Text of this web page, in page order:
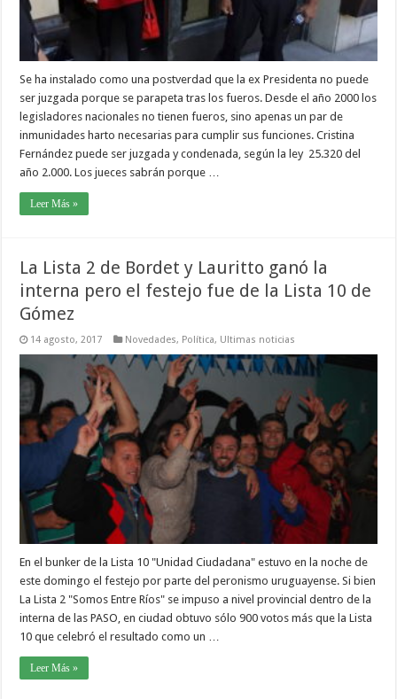
Se ha instalado como una postverdad que la ex Presidenta no puede
ser juzgada porque se parapeta tras los fueros. Desde el año 2000 los
legisladores nacionales no tienen fueros, sino apenas un par de
inmunidades harto necesarias para cumplir sus funciones. Cristina
Fernández puede ser juzgada y condenada, según la ley 25.320 del
año 2.000. Los jueces sabrán porque …
Leer Más »
La Lista 2 de Bordet y Lauritto ganó la
interna pero el festejo fue de la Lista 10 de
Gómez
14 agosto, 2017 Novedades, Política, Ultimas noticias
En el bunker de la Lista 10 "Unidad Ciudadana" estuvo en la noche de
este domingo el festejo por parte del peronismo uruguayense. Si bien
La Lista 2 "Somos Entre Ríos" se impuso a nivel provincial dentro de la
interna de las PASO, en ciudad obtuvo sólo 900 votos más que la Lista
10 que celebró el resultado como un …
Leer Más »